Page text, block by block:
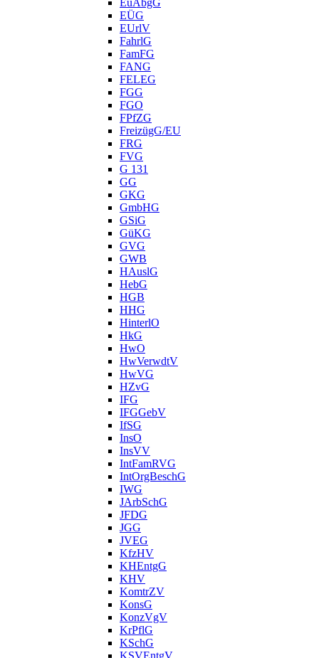
EÜG
EUrlV
FahrlG
FamFG
FANG
FELEG
FGG
FGO
FPfZG
FreizügG/EU
FRG
FVG
G 131
GG
GKG
GmbHG
GSiG
GüKG
GVG
GWB
HAuslG
HebG
HGB
HHG
HinterlO
HkG
HwO
HwVerwdtV
HwVG
HZvG
IFG
IFGGebV
IfSG
InsO
InsVV
IntFamRVG
IntOrgBeschG
IWG
JArbSchG
JFDG
JGG
JVEG
KfzHV
KHEntgG
KHV
KomtrZV
KonsG
KonzVgV
KrPflG
KSchG
KSVEntgV